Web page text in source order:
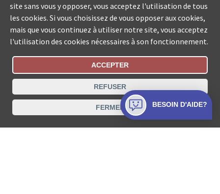
Statut De La Commande
Recherche des offices de Suisse
Protection des données Mentions légales
Conditions d’utilisation Contact
site sans vous y opposer, vous acceptez l'utilisation de tous
les cookies. Si vous choisissez de vous opposer aux cookies,
mais que vous continuez à utiliser notre site, vous acceptez
l'utilisation des cookies nécessaires à son fonctionnement.
ACCEPTER
REFUSER
FERMER BESOIN D'AIDE?